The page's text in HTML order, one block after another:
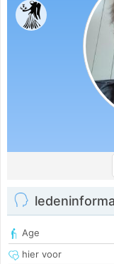
Age
hier voor